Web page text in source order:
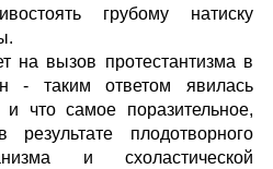
грубому натиску
на вызов протестантизма в
- таким ответом явилась
что самое поразительное,
плодотворного
и схоластической